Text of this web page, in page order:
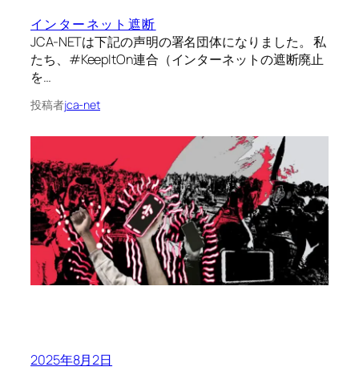
インターネット遮断
JCA-NETは下記の声明の署名団体になりました。 私
たち、#KeepItOn連合（インターネットの遮断廃止
を…
投稿者jca-net
2025年8月2日